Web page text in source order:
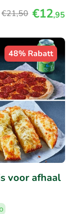
€21,50 €12,95
48% Rabatt
voor afhaal